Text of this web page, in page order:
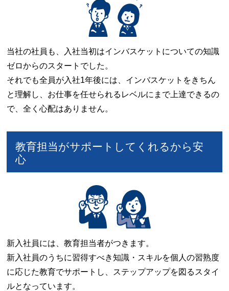
当社の社員も、入社当初はインバスケットについての知識
ゼロからのスタートでした。
それでも全員が入社1年後には、インバスケットをきちん
と理解し、お仕事を任せられるレベルにまで上達できるの
で、全く心配はありません。
教育担当がサポートしてくれるから安
心
新入社員には、教育担当者がつきます。
新入社員のうちに習得すべき知識・スキルを個人の習熟度
に応じた教育でサポートし、ステップアップを図るスタイ
ルとなっています。